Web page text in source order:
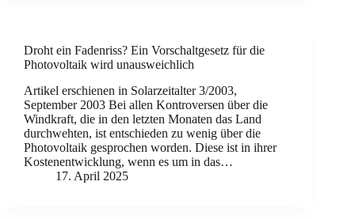
Droht ein Fadenriss? Ein Vorschaltgesetz für die
Photovoltaik wird unausweichlich
Artikel erschienen in Solarzeitalter 3/2003,
September 2003 Bei allen Kontroversen über die
Windkraft, die in den letzten Monaten das Land
durchwehten, ist entschieden zu wenig über die
Photovoltaik gesprochen worden. Diese ist in ihrer
Kostenentwicklung, wenn es um in das…
17. April 2025